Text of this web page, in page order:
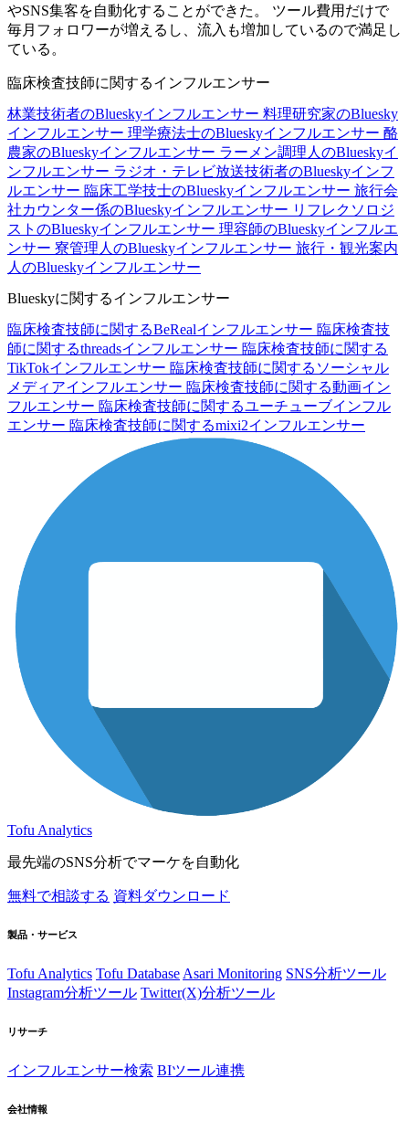
やSNS集客を自動化することができた。 ツール費用だけで
毎月フォロワーが増えるし、流入も増加しているので満足し
ている。
臨床検査技師に関するインフルエンサー
林業技術者のBlueskyインフルエンサー 料理研究家のBluesky
インフルエンサー 理学療法士のBlueskyインフルエンサー 酪
農家のBlueskyインフルエンサー ラーメン調理人のBlueskyイ
ンフルエンサー ラジオ・テレビ放送技術者のBlueskyインフ
ルエンサー 臨床工学技士のBlueskyインフルエンサー 旅行会
社カウンター係のBlueskyインフルエンサー リフレクソロジ
ストのBlueskyインフルエンサー 理容師のBlueskyインフルエ
ンサー 寮管理人のBlueskyインフルエンサー 旅行・観光案内
人のBlueskyインフルエンサー
Blueskyに関するインフルエンサー
臨床検査技師に関するBeRealインフルエンサー 臨床検査技
師に関するthreadsインフルエンサー 臨床検査技師に関する
TikTokインフルエンサー 臨床検査技師に関するソーシャル
メディアインフルエンサー 臨床検査技師に関する動画イン
フルエンサー 臨床検査技師に関するユーチューブインフル
エンサー 臨床検査技師に関するmixi2インフルエンサー
Tofu Analytics
最先端のSNS分析でマーケを自動化
無料で相談する 資料ダウンロード
製品・サービス
Tofu Analytics Tofu Database Asari Monitoring SNS分析ツール
Instagram分析ツール Twitter(X)分析ツール
リサーチ
インフルエンサー検索 BIツール連携
会社情報